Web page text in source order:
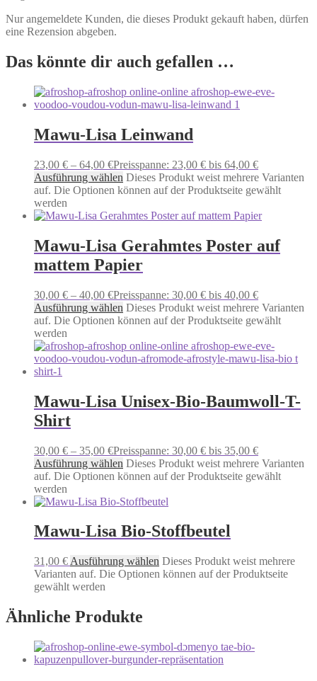
Nur angemeldete Kunden, die dieses Produkt gekauft haben, dürfen
eine Rezension abgeben.
Das könnte dir auch gefallen …
Mawu-Lisa Leinwand
23,00 € – 64,00 €Preisspanne: 23,00 € bis 64,00 €
Ausführung wählen Dieses Produkt weist mehrere Varianten
auf. Die Optionen können auf der Produktseite gewählt
werden
Mawu-Lisa Gerahmtes Poster auf
mattem Papier
30,00 € – 40,00 €Preisspanne: 30,00 € bis 40,00 €
Ausführung wählen Dieses Produkt weist mehrere Varianten
auf. Die Optionen können auf der Produktseite gewählt
werden
Mawu-Lisa Unisex-Bio-Baumwoll-T-
Shirt
30,00 € – 35,00 €Preisspanne: 30,00 € bis 35,00 €
Ausführung wählen Dieses Produkt weist mehrere Varianten
auf. Die Optionen können auf der Produktseite gewählt
werden
Mawu-Lisa Bio-Stoffbeutel
31,00 € Ausführung wählen Dieses Produkt weist mehrere
Varianten auf. Die Optionen können auf der Produktseite
gewählt werden
Ähnliche Produkte